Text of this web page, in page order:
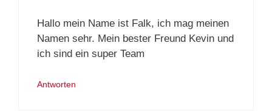
Hallo mein Name ist Falk, ich mag meinen
Namen sehr. Mein bester Freund Kevin und
ich sind ein super Team
Antworten